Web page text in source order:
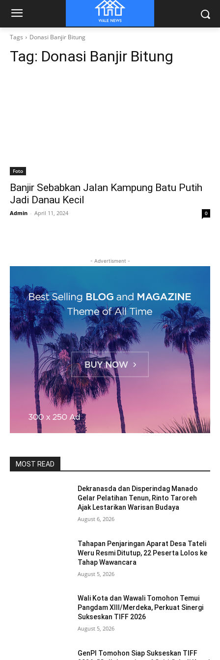
Tags Donasi Banjir Bitung
Tag: Donasi Banjir Bitung
Foto
Banjir Sebabkan Jalan Kampung Batu Putih
Jadi Danau Kecil
Admin - April 11, 2024 0
- Advertisment -
MOST READ
Dekranasda dan Disperindag Manado
Gelar Pelatihan Tenun, Rinto Taroreh
Ajak Lestarikan Warisan Budaya
August 6, 2026
Tahapan Penjaringan Aparat Desa Tateli
Weru Resmi Ditutup, 22 Peserta Lolos ke
Tahap Wawancara
August 5, 2026
Wali Kota dan Wawali Tomohon Temui
Pangdam XIII/Merdeka, Perkuat Sinergi
Sukseskan TIFF 2026
August 5, 2026
GenPI Tomohon Siap Sukseskan TIFF